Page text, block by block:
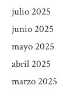
julio 2025
junio 2025
mayo 2025
abril 2025
marzo 2025